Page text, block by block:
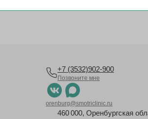
+7 (3532)902-900
Позвоните мне
orenburg@smotriclinic.ru
460 000, Оренбургская